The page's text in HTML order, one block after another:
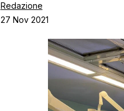
Redazione
27 Nov 2021